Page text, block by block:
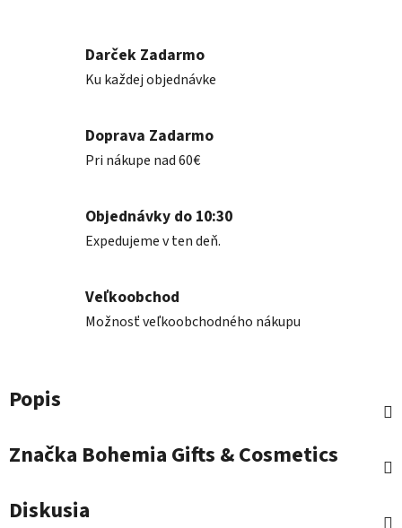
Darček Zadarmo
Ku každej objednávke
Doprava Zadarmo
Pri nákupe nad 60€
Objednávky do 10:30
Expedujeme v ten deň.
Veľkoobchod
Možnosť veľkoobchodného nákupu
Popis
Značka Bohemia Gifts & Cosmetics
Diskusia